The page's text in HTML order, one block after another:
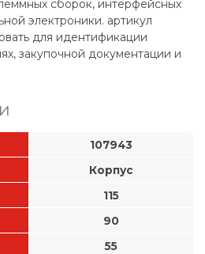
сборок, интерфейсных
электроники. артикул
для идентификации
закупочной документации и
107943
Корпус
115
90
55